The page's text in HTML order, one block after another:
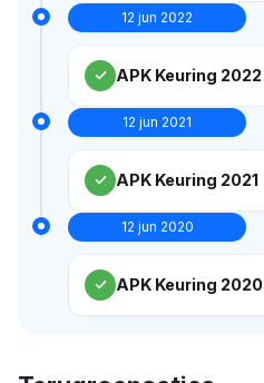
12 jun 2022
APK Keuring 2022
12 jun 2021
APK Keuring 2021
12 jun 2020
APK Keuring 2020